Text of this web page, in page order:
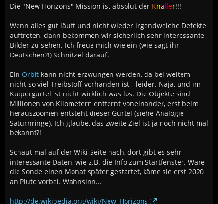
Die "New Horizons" Mission ist absolut der Knaller!!!
Wenn alles gut läuft und nicht wieder irgendwelche Defekte
auftreten, dann bekommen wir sicherlich sehr interessante
Bilder zu sehen. Ich freue mich wie ein (wie sagt ihr
Deutschen?!) Schnitzel darauf.
Ein Orbit kann nicht erzwungen werden, da bei weitem
nicht so viel Treibstoff vorhanden ist - leider. Naja, und im
Kuipergürtel ist nicht wirklich was los. Die Objekte sind
Millionen von Kilometern entfernt voneinander, erst beim
herauszoomen entsteht dieser Gürtel (siehe Analogie
Saturnringe). Ich glaube, das zweite Ziel ist ja noch nicht mal
bekannt?!
Schaut mal auf der Wiki-Seite nach, dort gibt es sehr
interessante Daten, wie z.B. die Info zum Startfenster. Wäre
die Sonde einen Monat später gestartet, käme sie erst 2020
an Pluto vorbei. Wahnsinn...
http://de.wikipedia.org/wiki/New_Horizons